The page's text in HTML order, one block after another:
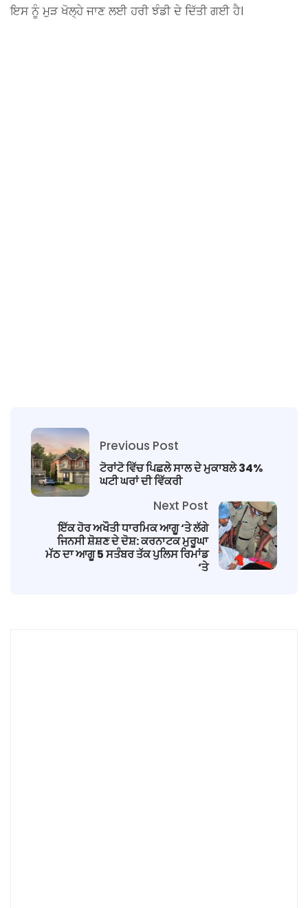
ਇਸ ਨੂੰ ਮੁੜ ਖੋਲ੍ਹੇ ਜਾਣ ਲਈ ਹਰੀ ਝੰਡੀ ਦੇ ਦਿੱਤੀ ਗਈ ਹੈ।
Previous Post
ਟੋਰਾਂਟੋ ਵਿੱਚ ਪਿਛਲੇ ਸਾਲ ਦੇ ਮੁਕਾਬਲੇ 34%
ਘਟੀ ਘਰਾਂ ਦੀ ਵਿੱਕਰੀ
Next Post
ਇੱਕ ਹੋਰ ਅਖੌਤੀ ਧਾਰਮਿਕ ਆਗੂ ‘ਤੇ ਲੱਗੇ
ਜਿਨਸੀ ਸ਼ੋਸ਼ਣ ਦੇ ਦੋਸ਼: ਕਰਨਾਟਕ ਮੁਰੂਘਾ
ਮੱਠ ਦਾ ਆਗੂ 5 ਸਤੰਬਰ ਤੱਕ ਪੁਲਿਸ ਰਿਮਾਂਡ
‘ਤੇ